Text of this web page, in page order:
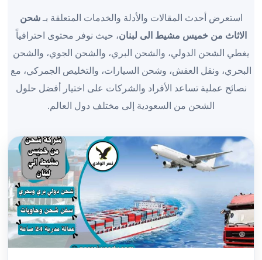
استعرض أحدث المقالات والأدلة والخدمات المتعلقة بـشحن
الاثاث من خميس مشيط الى لبنان، حيث نوفر محتوى احترافياً
يغطي الشحن الدولي، والشحن البري، والشحن الجوي، والشحن
البحري، ونقل العفش، وشحن السيارات، والتخليص الجمركي، مع
نصائح عملية تساعد الأفراد والشركات على اختيار أفضل حلول
الشحن من السعودية إلى مختلف دول العالم.